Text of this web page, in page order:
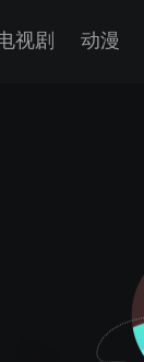
视剧 动漫